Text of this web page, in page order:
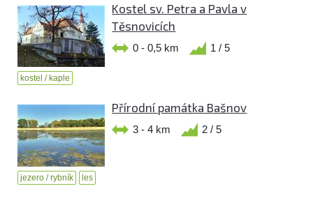
Kostel sv. Petra a Pavla v
Těsnovicích
0 - 0,5 km 1 / 5
kostel / kaple
Přírodní památka Bašnov
3 - 4 km 2 / 5
jezero / rybník les